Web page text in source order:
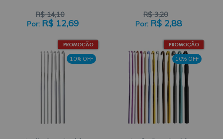
R$ 14,10
R$ 12,69
R$ 3,20
R$ 2,88
10% OFF 10% OFF